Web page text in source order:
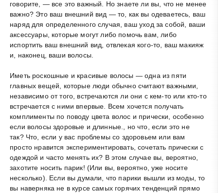
говорите, — все это важный. Но знаете ли вы, что не менее
важно? Это ваш внешний вид — то, как вы одеваетесь, ваш
наряд для определенного случая, ваш уход за собой, ваши
аксессуары, которые могут либо помочь вам, либо
испортить ваш внешний вид, отвлекая кого-то, ваш макияж
и, наконец, ваши волосы.
Иметь роскошные и красивые волосы — одна из пяти
главных вещей, которые люди обычно считают важными,
независимо от того, встречаются ли они с кем-то или кто-то
встречается с ними впервые. Всем хочется получать
комплименты по поводу цвета волос и прически, особенно
если волосы здоровые и длинные., но что, если это не
так? Что, если у вас проблемы со здоровьем или вам
просто нравится экспериментировать, сочетать прически с
одеждой и часто менять их? В этом случае вы, вероятно,
захотите носить парик! (Или вы, вероятно, уже носите
несколько). Если вы думали, что парики вышли из моды, то
вы наверняка не в курсе самых горячих тенденций прямо